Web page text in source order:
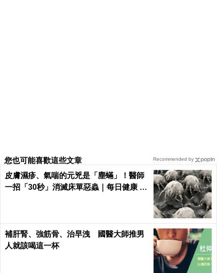
每日健康 Health
「臉痛」病根在裡面！「四部位」痛點地圖大公
開，這裡痛竟是「三叉神經失調」｜每日健康Healt
手腳曬黑了怎麼辦？「天然美白配方」學起來，快
速又有效，讓你全身零色差。
冬天就是「美白好時機」：天然「瞬白絕招」在家